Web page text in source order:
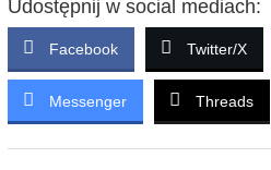
Udostępnij w social mediach:
Facebook Twitter/X
Messenger Threads